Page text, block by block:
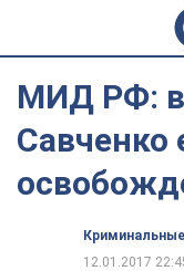
МИД РФ: в
Савченко
12.01.2017